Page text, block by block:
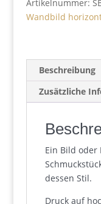
Artikelnummer:
Wandbild
Beschreibung
Zusätzliche
Ein Bild oder
dessen Stil.
Druck auf